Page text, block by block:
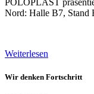
Nord: Halle B7, Stand
Weiterlesen
Wir denken Fortschritt